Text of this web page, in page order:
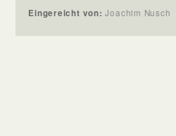
Eingereicht von:Joachim Nusch